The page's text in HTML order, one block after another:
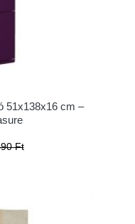
51x138x16 cm –
Ft